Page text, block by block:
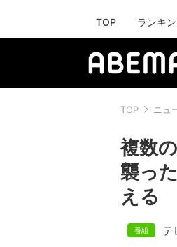
TOP ランキ
TOP ニュ
複数
襲っ
える
テ